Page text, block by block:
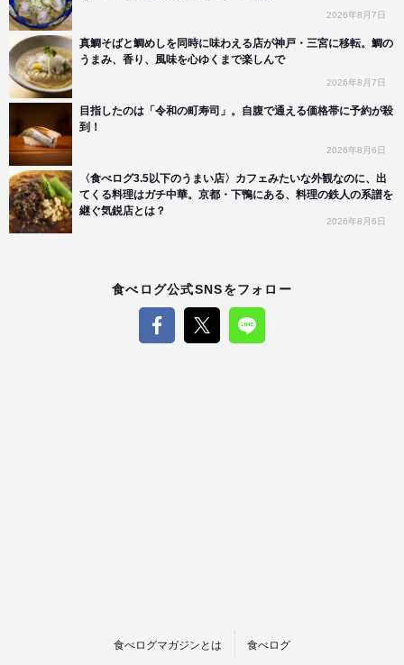
2026年8月7日
真鯛そばと鯛めしを同時に味わえる店が神戸・三宮に移転。鯛の
うまみ、香り、風味を心ゆくまで楽しんで
2026年8月7日
目指したのは「令和の町寿司」。自腹で通える価格帯に予約が殺
到！
2026年8月6日
〈食べログ3.5以下のうまい店〉カフェみたいな外観なのに、出
てくる料理はガチ中華。京都・下鴨にある、料理の鉄人の系譜を
継ぐ気鋭店とは？
2026年8月6日
食べログ公式SNSをフォロー
食べログマガジンとは 食べログ